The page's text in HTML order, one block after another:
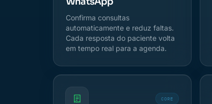
Confirma consultas
automaticamente e reduz faltas.
Cada resposta do paciente volta
em tempo real para a agenda.
CORE